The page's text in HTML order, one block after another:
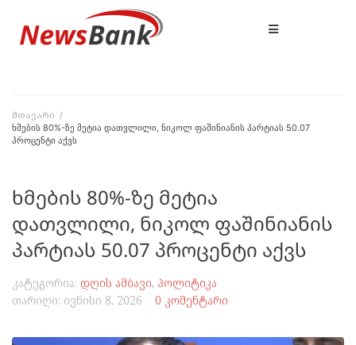
მთავარი /
ხმების 80%-ზე მეტია დათვლილი, ნიკოლ ფაშინიანის პარტიას 50.07
პროცენტი აქვს
ხმების 80%-ზე მეტია
დათვლილი, ნიკოლ ფაშინიანის
პარტიას 50.07 პროცენტი აქვს
კატეგორია: დღის ამბავი, პოლიტიკა
თარიღი: ივნისი 8, 2026 0 კომენტარი